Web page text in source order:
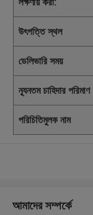
উৎপত্তি স্থল
ডেলিভারি সময়
ন্যূনতম চাহিদার পরিমাণ
পরিচিতিমুলক নাম
আমাদের সম্পর্কে